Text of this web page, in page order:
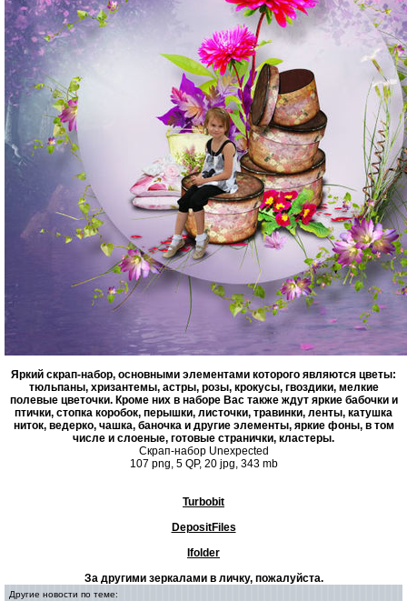
Яркий скрап-набор, основными элементами которого являются цветы:
тюльпаны, хризантемы, астры, розы, крокусы, гвоздики, мелкие
полевые цветочки. Кроме них в наборе Вас также ждут яркие бабочки и
птички, стопка коробок, перышки, листочки, травинки, ленты, катушка
ниток, ведерко, чашка, баночка и другие элементы, яркие фоны, в том
числе и слоеные, готовые странички, кластеры.
Скрап-набор Unexpected
107 png, 5 QP, 20 jpg, 343 mb
Turbobit
DepositFiles
Ifolder
За другими зеркалами в личку, пожалуйста.
Другие новости по теме: